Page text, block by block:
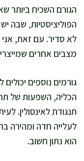
הגורם השכיח ביותר
הפוליציסטיות, שבה
לא סדיר. עם זאת,
מצבים אחרים
גורמים נוספים
הכליה, השפעות של
תנגודת לאינסולין.
לעלייה חדה ומהירה
הוא נתון חשוב.